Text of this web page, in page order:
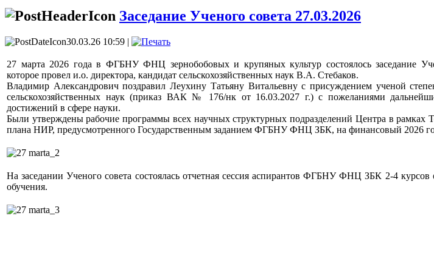
Заседание Ученого совета 27.03.2026
30.03.26 10:59 |
27 марта 2026 года в ФГБНУ ФНЦ зернобобовых и крупяных культур состоялось заседание
которое провел и.о. директора, кандидат сельскохозяйственных наук В.А. Стебаков.
Владимир Александрович поздравил Леухину Татьяну Витальевну с присуждением ученой
сельскохозяйственных наук (приказ ВАК № 176/нк от 16.03.2027 г.) с пожеланиями
достижений в сфере науки.
Были утверждены рабочие программы всех научных структурных подразделений Центра в рамках
плана НИР, предусмотренного Государственным заданием ФГБНУ ФНЦ ЗБК, на финансовый 2026
На заседании Ученого совета состоялась отчетная сессия аспирантов ФГБНУ ФНЦ ЗБК 2-4
обучения.